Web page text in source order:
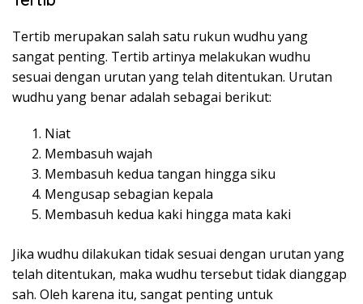
Tertib merupakan salah satu rukun wudhu yang
sangat penting. Tertib artinya melakukan wudhu
sesuai dengan urutan yang telah ditentukan. Urutan
wudhu yang benar adalah sebagai berikut:
Niat
Membasuh wajah
Membasuh kedua tangan hingga siku
Mengusap sebagian kepala
Membasuh kedua kaki hingga mata kaki
Jika wudhu dilakukan tidak sesuai dengan urutan yang
telah ditentukan, maka wudhu tersebut tidak dianggap
sah. Oleh karena itu, sangat penting untuk